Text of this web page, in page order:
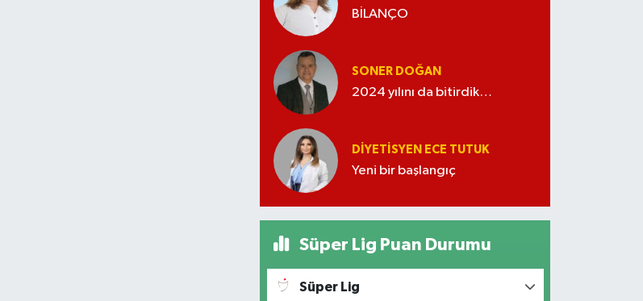
BİLANÇO
SONER DOĞAN
2024 yılını da bitirdik…
DIYETISYEN ECE TUTUK
Yeni bir başlangıç
Süper Lig Puan Durumu
Süper Lig